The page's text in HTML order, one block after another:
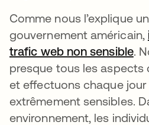
Comme nous l’explique
gouvernement américain,
trafic web non sensible.
presque tous les aspects
et effectuons chaque
extrêmement sensibles.
environnement, les